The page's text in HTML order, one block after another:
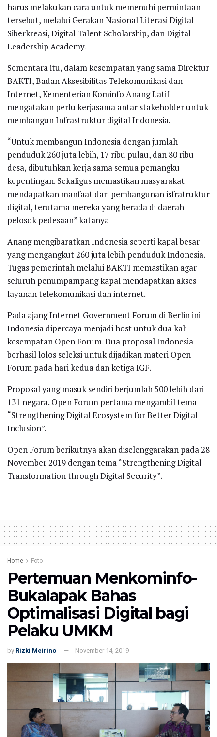
harus melakukan cara untuk memenuhi permintaan
tersebut, melalui Gerakan Nasional Literasi Digital
Siberkreasi, Digital Talent Scholarship, dan Digital
Leadership Academy.
Sementara itu, dalam kesempatan yang sama Direktur
BAKTI, Badan Aksesibilitas Telekomunikasi dan
Internet, Kementerian Kominfo Anang Latif
mengatakan perlu kerjasama antar stakeholder untuk
membangun Infrastruktur digital Indonesia.
“Untuk membangun Indonesia dengan jumlah
penduduk 260 juta lebih, 17 ribu pulau, dan 80 ribu
desa, dibutuhkan kerja sama semua pemangku
kepentingan. Sekaligus memastikan masyarakat
mendapatkan manfaat dari pembangunan isfratruktur
digital, terutama mereka yang berada di daerah
pelosok pedesaan” katanya
Anang mengibaratkan Indonesia seperti kapal besar
yang mengangkut 260 juta lebih penduduk Indonesia.
Tugas pemerintah melalui BAKTI memastikan agar
seluruh penumpampang kapal mendapatkan akses
layanan telekomunikasi dan internet.
Pada ajang Internet Government Forum di Berlin ini
Indonesia dipercaya menjadi host untuk dua kali
kesempatan Open Forum. Dua proposal Indonesia
berhasil lolos seleksi untuk dijadikan materi Open
Forum pada hari kedua dan ketiga IGF.
Proposal yang masuk sendiri berjumlah 500 lebih dari
131 negara. Open Forum pertama mengambil tema
“Strengthening Digital Ecosystem for Better Digital
Inclusion”.
Open Forum berikutnya akan diselenggarakan pada 28
November 2019 dengan tema “Strengthening Digital
Transformation through Digital Security”.
Home Foto
Pertemuan Menkominfo-
Bukalapak Bahas
Optimalisasi Digital bagi
Pelaku UMKM
by Rizki Meirino November 14, 2019